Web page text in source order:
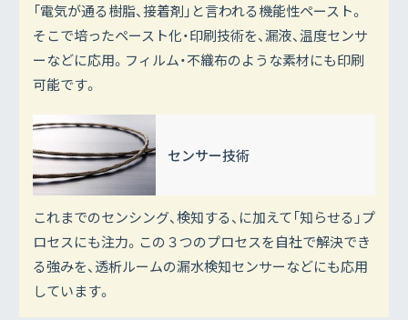
「電気が通る樹脂、接着剤」と言われる機能性ペースト。
そこで培ったペースト化・印刷技術を、漏液、温度センサ
ーなどに応用。フィルム・不織布のような素材にも印刷
可能です。
センサー技術
これまでのセンシング、検知する、に加えて「知らせる」プ
ロセスにも注力。この３つのプロセスを自社で解決でき
る強みを、透析ルームの漏水検知センサーなどにも応用
しています。